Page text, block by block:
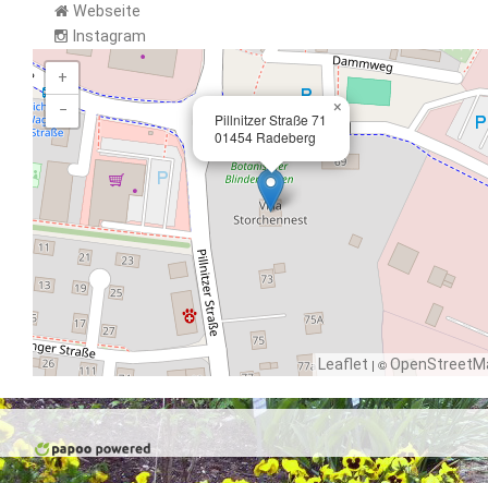
Webseite
Instagram
Pillnitzer Straße 71
01454 Radeberg
×
+
−
Leaflet | ©